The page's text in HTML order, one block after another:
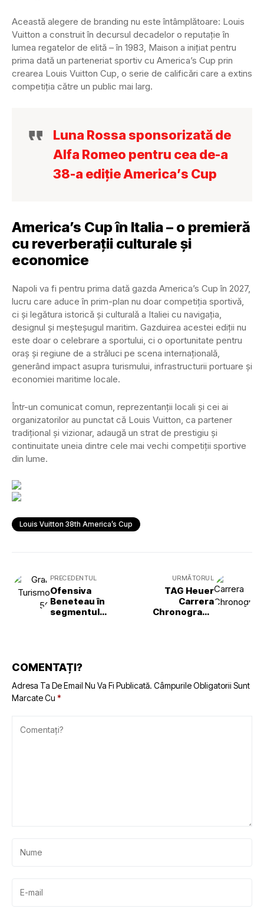
Această alegere de branding nu este întâmplătoare: Louis
Vuitton a construit în decursul decadelor o reputație în
lumea regatelor de elită – în 1983, Maison a inițiat pentru
prima dată un parteneriat sportiv cu America’s Cup prin
crearea Louis Vuitton Cup, o serie de calificări care a extins
competiția către un public mai larg.
Luna Rossa sponsorizată de
Alfa Romeo pentru cea de-a
38-a ediție America’s Cup
America’s Cup în Italia – o premieră
cu reverberații culturale și
economice
Napoli va fi pentru prima dată gazda America’s Cup în 2027,
lucru care aduce în prim-plan nu doar competiția sportivă,
ci și legătura istorică și culturală a Italiei cu navigația,
designul și meșteșugul maritim. Gazduirea acestei ediții nu
este doar o celebrare a sportului, ci o oportunitate pentru
oraș și regiune de a străluci pe scena internațională,
generând impact asupra turismului, infrastructurii portuare și
economiei maritime locale.
Într-un comunicat comun, reprezentanții locali și cei ai
organizatorilor au punctat că Louis Vuitton, ca partener
tradițional și vizionar, adaugă un strat de prestigiu și
continuitate uneia dintre cele mai vechi competiții sportive
din lume.
Louis Vuitton 38th America’s Cup
PRECEDENTUL
Ofensiva
Beneteau în
segmentul
Alpine Limited
Edition
URMĂTORUL
TAG Heuer
Carrera
Chronograph
COMENTAȚI?
Adresa Ta De Email Nu Va Fi Publicată. Câmpurile Obligatorii Sunt
Marcate Cu *